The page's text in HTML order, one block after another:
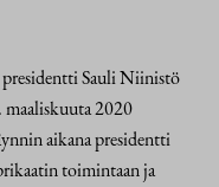
Sauli Niinistö
2020
aikana presidentti
toimintaan ja